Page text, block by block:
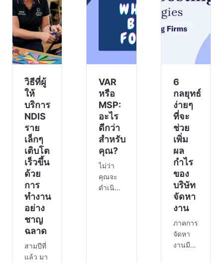
และคุ้ม
ค่า เพื่อ
ให้ทีม
งาน
เชื่อมต่อ
และรับ
ข้อมูล
ข่าว
วิธีที่ผู้
ให้
บริการ
NDIS
ราย
เล็กๆ
เติบโต
เร็วขึ้น
ด้วย
การ
ทำงาน
อย่าง
ชาญ
ฉลาด
สามปีที่
แล้ว มา
VAR
หรือ
MSP:
อะไร
ดีกว่า
สำหรับ
คุณ?
ไม่ว่า
คุณจะ
ดำเนิน
6
กลยุทธ์
ง่ายๆ
ที่จะ
ช่วย
เพิ่ม
ผล
กำไร
ของ
บริษัท
จัดหา
งาน
ภาคการ
จัดหา
งานมี